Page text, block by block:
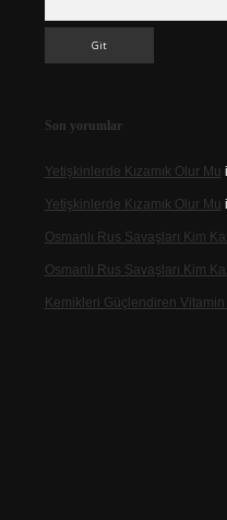
Son yorumlar
Yetişkinlerde Kızamık Olur Mu
Yetişkinlerde Kızamık Olur Mu
Osmanlı Rus Savaşları Kim
Osmanlı Rus Savaşları Kim
Kemikleri Güçlendiren